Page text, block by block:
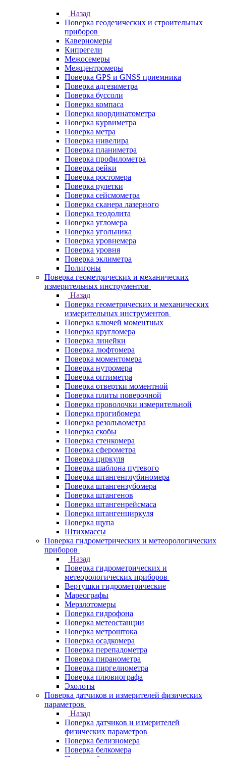
Назад
Поверка геодезических и строительных
приборов
Каверномеры
Кипрегели
Межосемеры
Межцентромеры
Поверка GPS и GNSS приемника
Поверка адгезиметра
Поверка буссоли
Поверка компаса
Поверка координатометра
Поверка курвиметра
Поверка метра
Поверка нивелира
Поверка планиметра
Поверка профилометра
Поверка рейки
Поверка ростомера
Поверка рулетки
Поверка сейсмометра
Поверка сканера лазерного
Поверка теодолита
Поверка угломера
Поверка угольника
Поверка уровнемера
Поверка уровня
Поверка эклиметра
Полигоны
Поверка геометрических и механических
измерительных инструментов
Назад
Поверка геометрических и механических
измерительных инструментов
Поверка ключей моментных
Поверка кругломера
Поверка линейки
Поверка люфтомера
Поверка моментомера
Поверка нутромера
Поверка оптиметра
Поверка отвертки моментной
Поверка плиты поверочной
Поверка проволочки измерительной
Поверка прогибомера
Поверка резольвометра
Поверка скобы
Поверка стенкомера
Поверка сферометра
Поверка циркуля
Поверка шаблона путевого
Поверка штангенглубиномера
Поверка штангензубомера
Поверка штангенов
Поверка штангенрейсмаса
Поверка штангенциркуля
Поверка щупа
Штихмассы
Поверка гидрометрических и метеорологических
приборов
Назад
Поверка гидрометрических и
метеорологических приборов
Вертушки гидрометрические
Мареографы
Мерзлотомеры
Поверка гидрофона
Поверка метеостанции
Поверка метроштока
Поверка осадкомера
Поверка перепадометра
Поверка пиранометра
Поверка пиргелиометра
Поверка плювиографа
Эхолоты
Поверка датчиков и измерителей физических
параметров
Назад
Поверка датчиков и измерителей
физических параметров
Поверка белизномера
Поверка белкомера